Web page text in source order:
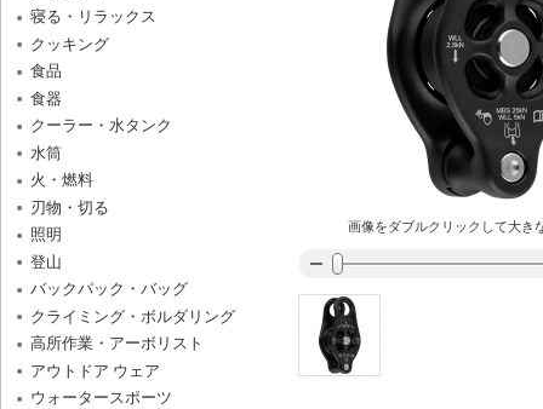
画像をダブルクリックして大き
寝る・リラックス
クッキング
食品
食器
クーラー・水タンク
水筒
火・燃料
刃物・切る
照明
登山
バックパック・バッグ
クライミング・ボルダリング
高所作業・アーボリスト
アウトドア ウェア
ウォータースポーツ